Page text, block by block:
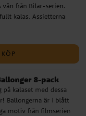
vän från Bilar-serien.
kalas. Assietterna
certifierat,
och har en diameter
KÖP
8-pack
kalaset med dessa
Ballongerna är i blått
motiv från filmserien